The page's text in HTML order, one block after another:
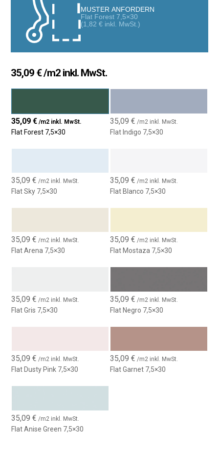
kontaktieren Sie uns, um uns Ihr Projekt mitzuteilen, und wir
helfen Ihnen in allen möglichen Bereichen.
MUSTER ANFORDERN
Flat Forest 7,5×30
(1,82 € inkl. MwSt.)
35,09 €/m2 inkl. MwSt.
35,09€ /m2 inkl. MwSt.
Flat Forest 7,5×30
35,09 € /m2 inkl. MwSt.
Flat Indigo 7,5×30
35,09€ /m2 inkl. MwSt.
Flat Sky 7,5×30
35,09 € /m2 inkl. MwSt.
Flat Blanco 7,5×30
35,09€ /m2 inkl. MwSt.
Flat Arena 7,5×30
35,09 € /m2 inkl. MwSt.
Flat Mostaza 7,5×30
35,09€ /m2 inkl. MwSt.
Flat Gris 7,5×30
35,09 € /m2 inkl. MwSt.
Flat Negro 7,5×30
35,09€ /m2 inkl. MwSt.
Flat Dusty Pink 7,5×30
35,09 € /m2 inkl. MwSt.
Flat Garnet 7,5×30
35,09€ /m2 inkl. MwSt.
Flat Anise Green 7,5×30